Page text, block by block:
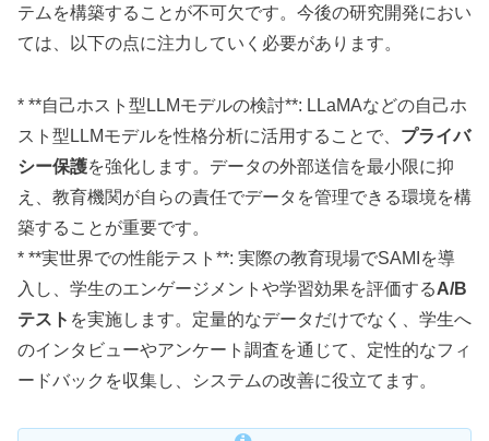
テムを構築することが不可欠です。今後の研究開発におい
ては、以下の点に注力していく必要があります。
* **自己ホスト型LLMモデルの検討**: LLaMAなどの自己ホ
スト型LLMモデルを性格分析に活用することで、 プライバ
シー保護を強化します。データの外部送信を最小限に抑
え、教育機関が自らの責任でデータを管理できる環境を構
築することが重要です。
* **実世界での性能テスト**: 実際の教育現場でSAMIを導
入し、学生のエンゲージメントや学習効果を評価するA/B
テスト を実施します。定量的なデータだけでなく、学生へ
のインタビューやアンケート調査を通じて、定性的なフィ
ードバックを収集し、システムの改善に役立てます。